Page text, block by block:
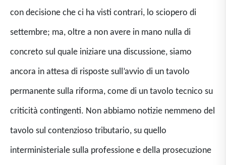
con decisione che ci ha visti contrari, lo sciopero di
settembre; ma, oltre a non avere in mano nulla di
concreto sul quale iniziare una discussione, siamo
ancora in attesa di risposte sull’avvio di un tavolo
permanente sulla riforma, come di un tavolo tecnico su
criticità contingenti. Non abbiamo notizie nemmeno del
tavolo sul contenzioso tributario, su quello
interministeriale sulla professione e della prosecuzione